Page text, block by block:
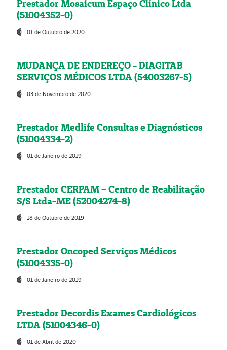
Prestador Mosaicum Espaço Clínico Ltda
(51004352-0)
01 de Outubro de 2020
MUDANÇA DE ENDEREÇO - DIAGITAB
SERVIÇOS MÉDICOS LTDA (54003267-5)
03 de Novembro de 2020
Prestador Medlife Consultas e Diagnósticos
(51004334-2)
01 de Janeiro de 2019
Prestador CERPAM – Centro de Reabilitação
S/S Ltda-ME (52004274-8)
18 de Outubro de 2019
Prestador Oncoped Serviços Médicos
(51004335-0)
01 de Janeiro de 2019
Prestador Decordis Exames Cardiológicos
LTDA (51004346-0)
01 de Abril de 2020